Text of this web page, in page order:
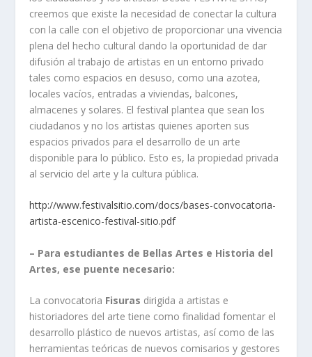
creemos que existe la necesidad de conectar la cultura
con la calle con el objetivo de proporcionar una vivencia
plena del hecho cultural dando la oportunidad de dar
difusión al trabajo de artistas en un entorno privado
tales como espacios en desuso, como una azotea,
locales vacíos, entradas a viviendas, balcones,
almacenes y solares. El festival plantea que sean los
ciudadanos y no los artistas quienes aporten sus
espacios privados para el desarrollo de un arte
disponible para lo público. Esto es, la propiedad privada
al servicio del arte y la cultura pública.
http://www.festivalsitio.com/docs/bases-convocatoria-
artista-escenico-festival-sitio.pdf
– Para estudiantes de Bellas Artes e Historia del
Artes, ese puente necesario:
La convocatoria Fisuras dirigida a artistas e
historiadores del arte tiene como finalidad fomentar el
desarrollo plástico de nuevos artistas, así como de las
herramientas teóricas de nuevos comisarios y gestores